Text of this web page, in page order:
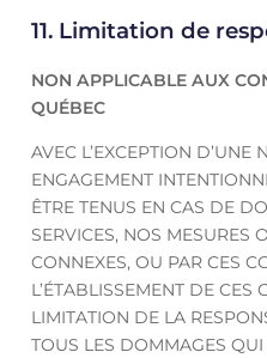
11. Limitation de
NON APPLICABLE AUX
QUÉBEC
AVEC L’EXCEPTION D’UNE
ENGAGEMENT
ÊTRE TENUS EN CAS DE
SERVICES, NOS MESURES
CONNEXES, OU PAR CES
L’ÉTABLISSEMENT DE CES
LIMITATION DE LA
TOUS LES DOMMAGES